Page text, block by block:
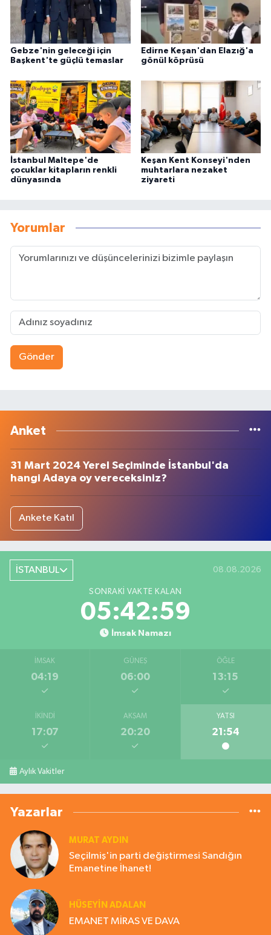
Gebze'nin geleceği için
Başkent'te güçlü temaslar
Edirne Keşan'dan Elazığ'a
gönül köprüsü
İstanbul Maltepe'de
çocuklar kitapların renkli
dünyasında
Keşan Kent Konseyi'nden
muhtarlara nezaket
ziyareti
Yorumlar
Gönder
Anket
31 Mart 2024 Yerel Seçiminde İstanbul'da
hangi Adaya oy vereceksiniz?
Ankete Katıl
İSTANBUL 08.08.2026
SONRAKI VAKTE KALAN
05:42:59
İmsak Namazı
İMSAK
04:19
GÜNEŞ
06:00
ÖĞLE
13:15
İKINDI
17:07
AKŞAM
20:20
YATSI
21:54
Aylık Vakitler
Yazarlar
MURAT AYDIN
Seçilmiş'in parti değiştirmesi Sandığın
Emanetine İhanet!
HÜSEYIN ADALAN
EMANET MİRAS VE DAVA